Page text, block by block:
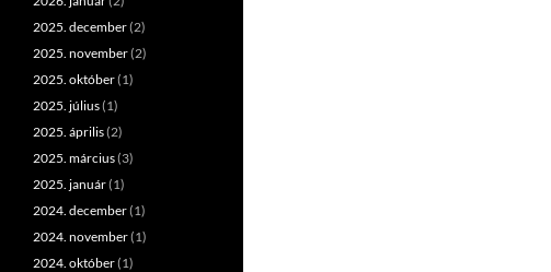
2025. december(2)
2025. november(2)
2025. október(1)
2025. július(1)
2025. április(2)
2025. március(3)
2025. január(1)
2024. december(1)
2024. november(1)
2024. október(1)